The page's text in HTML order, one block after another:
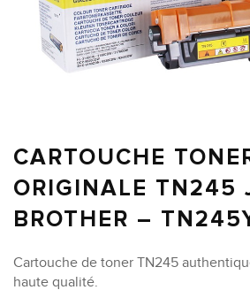
CARTOUCHE
ORIGINALE TN245
BROTHER –
Cartouche de toner TN245
haute qualité.